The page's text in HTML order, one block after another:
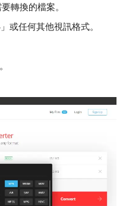
轉換的檔案。
」或任何其他視訊格式。